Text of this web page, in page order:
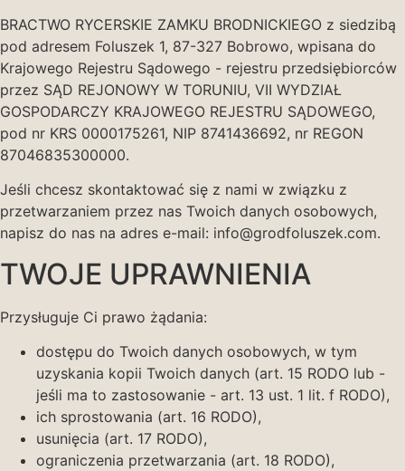
BRACTWO RYCERSKIE ZAMKU BRODNICKIEGO z siedzibą
pod adresem Foluszek 1, 87-327 Bobrowo, wpisana do
Krajowego Rejestru Sądowego - rejestru przedsiębiorców
przez SĄD REJONOWY W TORUNIU, VII WYDZIAŁ
GOSPODARCZY KRAJOWEGO REJESTRU SĄDOWEGO,
pod nr KRS 0000175261, NIP 8741436692, nr REGON
87046835300000.
Jeśli chcesz skontaktować się z nami w związku z
przetwarzaniem przez nas Twoich danych osobowych,
napisz do nas na adres e-mail: info@grodfoluszek.com.
TWOJE UPRAWNIENIA
Przysługuje Ci prawo żądania:
dostępu do Twoich danych osobowych, w tym
uzyskania kopii Twoich danych (art. 15 RODO lub -
jeśli ma to zastosowanie - art. 13 ust. 1 lit. f RODO),
ich sprostowania (art. 16 RODO),
usunięcia (art. 17 RODO),
ograniczenia przetwarzania (art. 18 RODO),